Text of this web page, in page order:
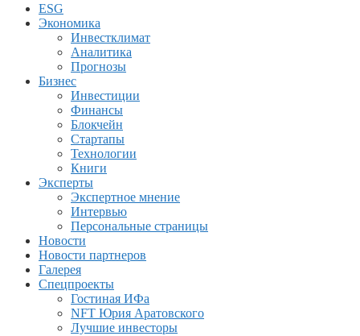
ESG
Экономика
Инвестклимат
Аналитика
Прогнозы
Бизнес
Инвестиции
Финансы
Блокчейн
Стартапы
Технологии
Книги
Эксперты
Экспертное мнение
Интервью
Персональные страницы
Новости
Новости партнеров
Галерея
Спецпроекты
Гостиная ИФа
NFT Юрия Аратовского
Лучшие инвесторы